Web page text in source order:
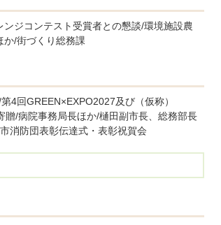
ジコンテスト受賞者との懇談/環境施設農
か/街づくり総務課
4回GREEN×EXPO2027及び（仮称）
贈/病院事務局長ほか/樋田副市長、総務部長
消防団表彰伝達式・表彰祝賀会